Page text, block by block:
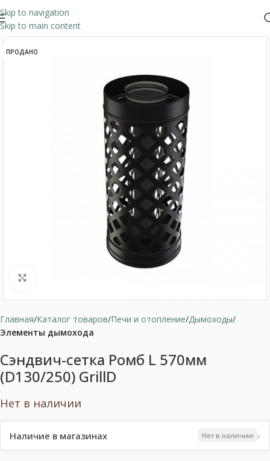
Skip to navigation
Skip to main content
ПРОДАНО
Главная Каталог товаров Печи и отопление Дымоходы
Элементы дымохода
Сэндвич-сетка Ромб L 570мм
(D130/250) GrillD
Нет в наличии
Наличие в магазинах Нет в наличии ›